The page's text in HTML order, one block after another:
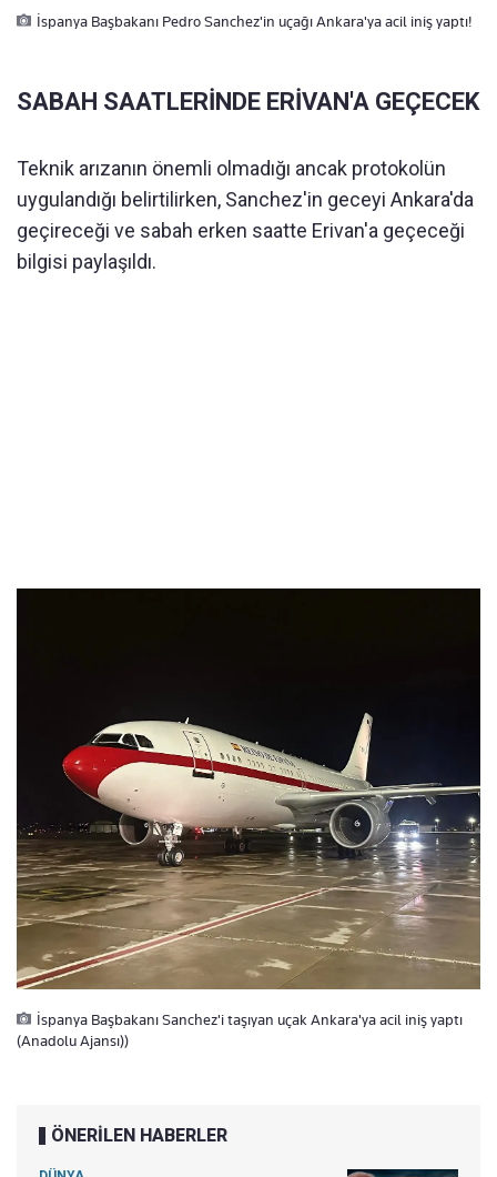
İspanya Başbakanı Pedro Sanchez'in uçağı Ankara'ya acil iniş yaptı!
SABAH SAATLERİNDE ERİVAN'A GEÇECEK
Teknik arızanın önemli olmadığı ancak protokolün
uygulandığı belirtilirken, Sanchez'in geceyi Ankara'da
geçireceği ve sabah erken saatte Erivan'a geçeceği
bilgisi paylaşıldı.
İspanya Başbakanı Sanchez'i taşıyan uçak Ankara'ya acil iniş yaptı
(Anadolu Ajansı))
ÖNERİLEN HABERLER